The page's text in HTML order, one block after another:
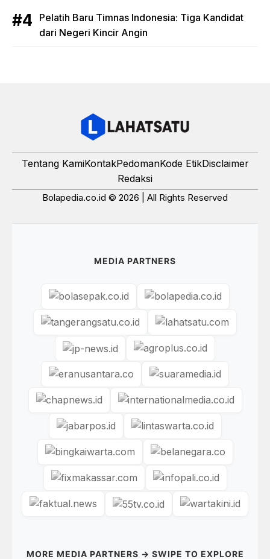
Pelatih Baru Timnas Indonesia: Tiga Kandidat
dari Negeri Kincir Angin
Tentang KamiKontakPedomanKode EtikDisclaimer
Redaksi
Bolapedia.co.id © 2026 | All Rights Reserved
MEDIA PARTNERS
MORE MEDIA PARTNERS → SWIPE TO EXPLORE